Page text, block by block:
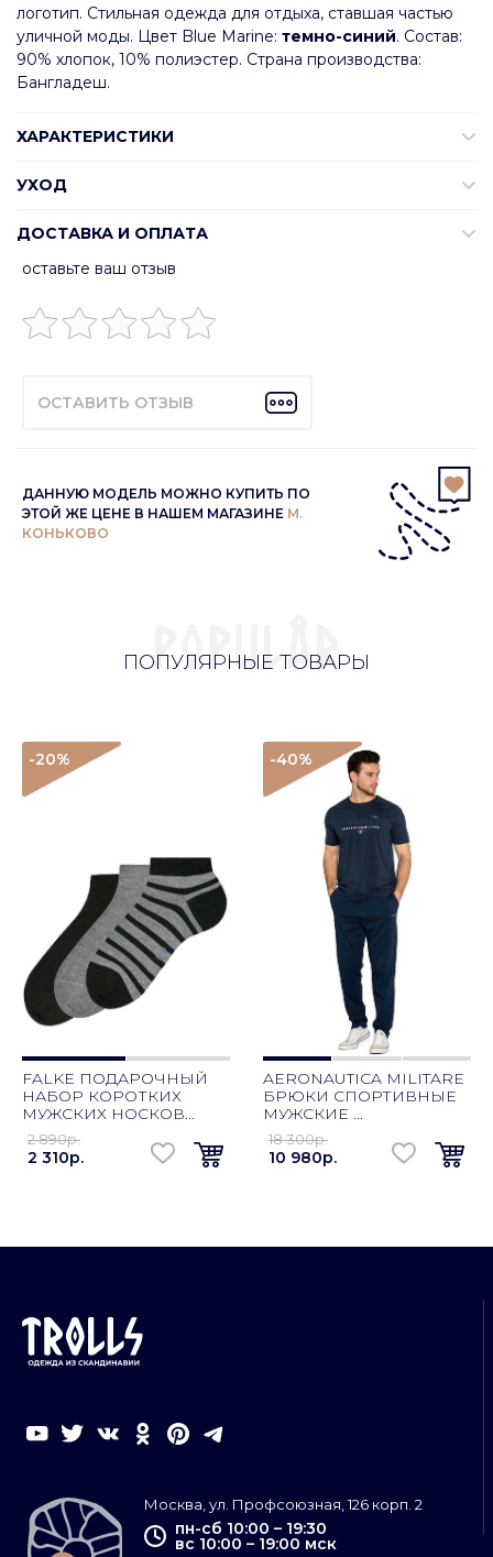
логотип. Стильная одежда для отдыха, ставшая частью
уличной моды. Цвет Blue Marine: темно-синий. Состав:
90% хлопок, 10% полиэстер. Страна производства:
Бангладеш.
ХАРАКТЕРИСТИКИ
УХОД
ДОСТАВКА И ОПЛАТА
оставьте ваш отзыв
ОСТАВИТЬ ОТЗЫВ
ДАННУЮ МОДЕЛЬ МОЖНО КУПИТЬ ПО
ЭТОЙ ЖЕ ЦЕНЕ В НАШЕМ МАГАЗИНЕ М.
КОНЬКОВО
ПОПУЛЯРНЫЕ ТОВАРЫ
-20%
FALKE ПОДАРОЧНЫЙ
НАБОР КОРОТКИХ
МУЖСКИХ НОСКОВ...
2 890p.
2 310p.
-40%
AERONAUTICA MILITARE
БРЮКИ СПОРТИВНЫЕ
МУЖСКИЕ ...
18 300p.
10 980p.
Москва, ул. Профсоюзная, 126 корп. 2
пн-сб 10:00 – 19:30
вс 10:00 – 19:00 мск